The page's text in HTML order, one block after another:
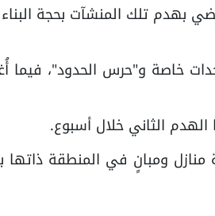
بهدم تلك المنشآت بحجة
خاصة و"حرس الحدود"، فيما
الثاني خلال أسبوع.
منازل ومبانٍ في المنطقة ذاتها